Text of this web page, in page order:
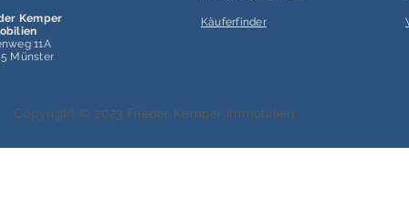
Kemper
11A
Münster
Käuferfinder
Copyright © 2023 Frieder Kemper Immobilien